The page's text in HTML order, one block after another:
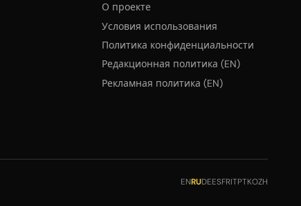
О проекте
Условия использования
Политика конфиденциальности
Редакционная политика (EN)
Рекламная политика (EN)
ENRUDEESFRITPTKOZH